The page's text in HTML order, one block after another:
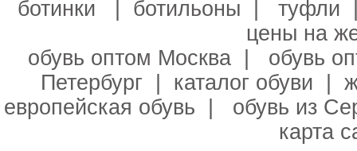
ботинки
ботильоны туфли
цены на
обувь оптом Москва
обувь
Петербург
каталог обуви
европейская обувь
обувь из
карта